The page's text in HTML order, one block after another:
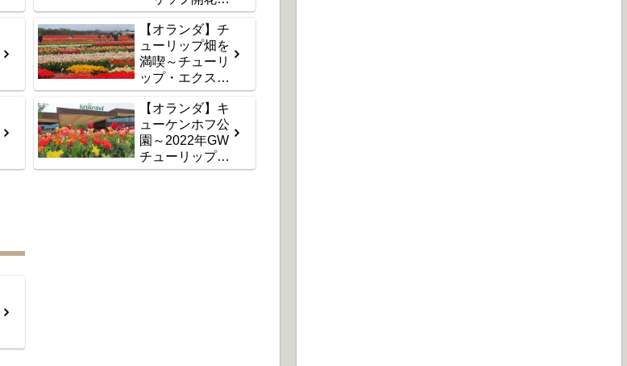
報（4月下旬）
【オランダ】チ
ューリップ畑を
満喫～チューリ
ップ・エクスペ
リエンス
【オランダ】キ
ューケンホフ公
園～2022年GW
チューリップ開
花情報（5月初